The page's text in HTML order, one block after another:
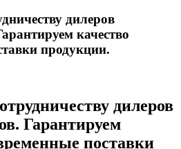
дилеров
качество
продукции.
дилеров
Гарантируем
поставки